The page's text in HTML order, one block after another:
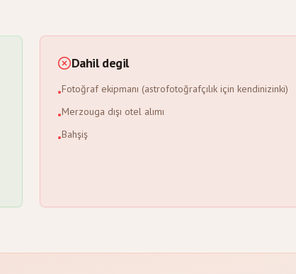
Dahil degil
•Fotoğraf ekipmanı (astrofotoğrafçılık için kendinizinki)
•Merzouga dışı otel alımı
•Bahşiş